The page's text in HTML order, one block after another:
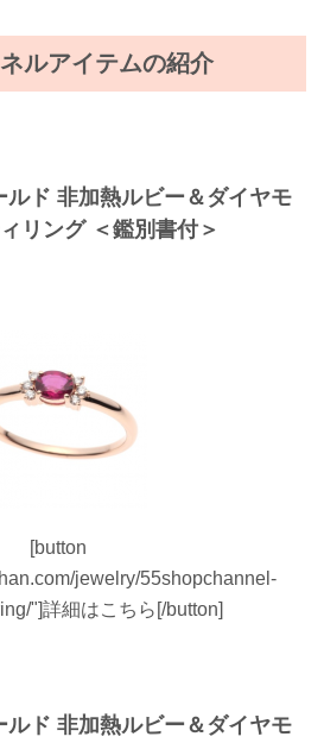
ルアイテムの紹介
ルド 非加熱ルビー＆ダイヤモ
リング ＜鑑別書付＞
[button
jewelry/55shopchannel-
"]詳細はこちら[/button]
ルド 非加熱ルビー＆ダイヤモ